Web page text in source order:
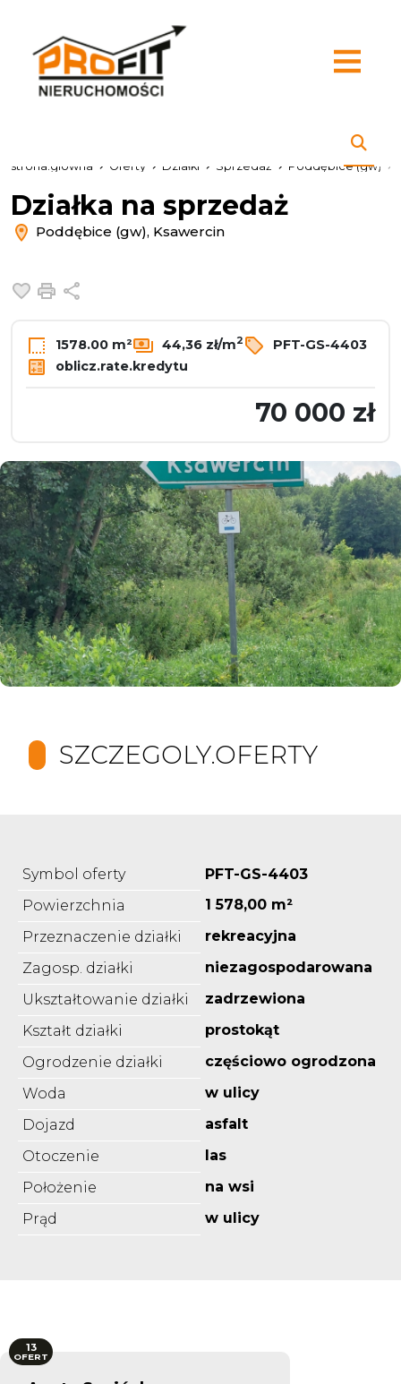
strona.glowna Oferty Działki Sprzedaż Poddębice (gw)
Działka na sprzedaż
Poddębice (gw), Ksawercin
Dodaj do ulubionych
Drukuj
1578.00 m² 44,36 zł/m2
PFT-GS-4403
oblicz.rate.kredytu
70 000 zł
SZCZEGOLY.OFERTY
Symbol oferty
PFT-GS-4403
Powierzchnia
1 578,00 m²
Przeznaczenie działki
rekreacyjna
Zagosp. działki
niezagospodarowana
Ukształtowanie działki
zadrzewiona
Kształt działki
prostokąt
Ogrodzenie działki
częściowo ogrodzona
Woda
w ulicy
Dojazd
asfalt
Otoczenie
las
Położenie
na wsi
Prąd
w ulicy
13
OFERT